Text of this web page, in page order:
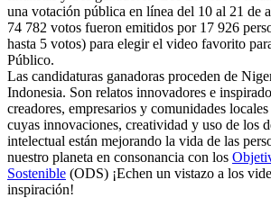
una votación pública en línea del 10 al 21 de
74 782 votos fueron emitidos por 17 926
hasta 5 votos) para elegir el video favorito
Público.
Las candidaturas ganadoras proceden de
Indonesia. Son relatos innovadores e
creadores, empresarios y comunidades
cuyas innovaciones, creatividad y uso de los
intelectual están mejorando la vida de las
nuestro planeta en consonancia con los
Sostenible (ODS) ¡Echen un vistazo a los
inspiración!